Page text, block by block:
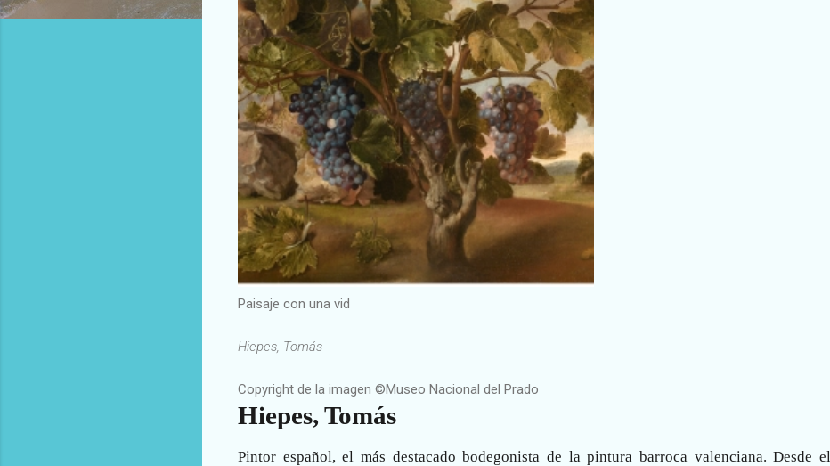
Paisaje con una vid
Hiepes, Tomás
Copyright de la imagen ©Museo Nacional del Prado
Hiepes, Tomás
Pintor español, el más destacado bodegonista de la pintura barroca valenciana. Desde el